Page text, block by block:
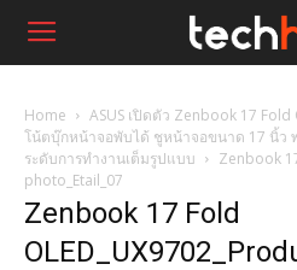
Home
ASUS เปิดตัว Zenbook 17
โน้ตบุ๊กหน้าจอพับได้ ชูหน้าจอขนาด 17 นิ้ว
ระดับการทำงานเต็มรูปแบบ
Zenbook
photo_Etail_07
Zenbook 17 Fold